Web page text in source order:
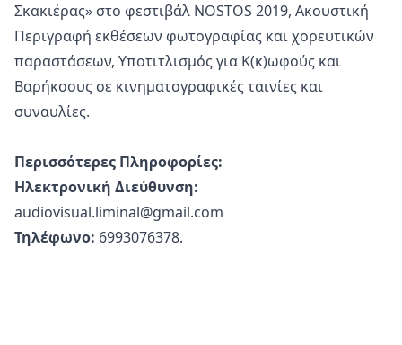
Σκακιέρας» στο φεστιβάλ NOSTOS 2019, Ακουστική
Περιγραφή εκθέσεων φωτογραφίας και χορευτικών
παραστάσεων, Υποτιτλισμός για Κ(κ)ωφούς και
Βαρήκοους σε κινηματογραφικές ταινίες και
συναυλίες.
Περισσότερες Πληροφορίες:
Ηλεκτρονική Διεύθυνση:
audiovisual.liminal@gmail.com
Τηλέφωνο: 6993076378.